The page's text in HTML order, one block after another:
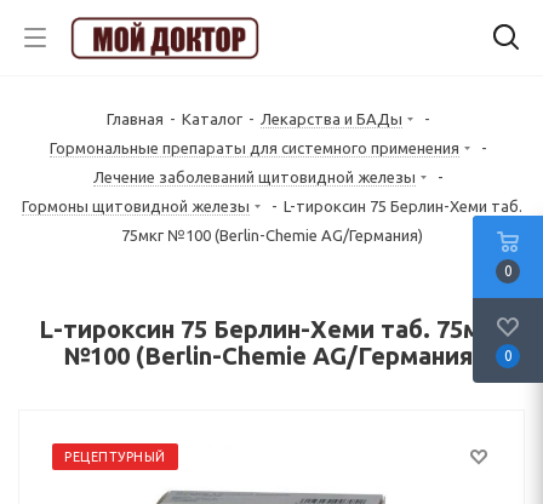
Главная - Каталог - Лекарства и БАДы
-
Гормональные препараты для системного применения
-
Лечение заболеваний щитовидной железы
-
Гормоны щитовидной железы
- L-тироксин 75 Берлин-Хеми таб.
75мкг №100 (Berlin-Chemie AG/Германия)
L-тироксин 75 Берлин-Хеми таб. 75мкг
№100 (Berlin-Chemie AG/Германия)
РЕЦЕПТУРНЫЙ
0
0